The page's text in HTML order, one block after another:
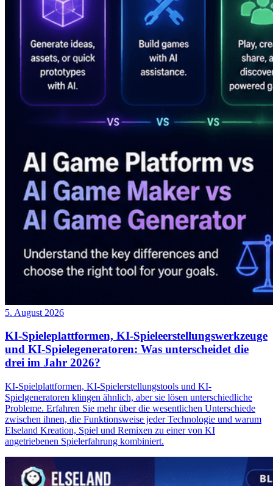
5. August 2026
KI-Spieleplattformen, KI-Spieleerstellungswerkzeuge
und KI-Spielegeneratoren: Was unterscheidet die
drei im Jahr 2026?
KI-Spielplattformen, KI-Spielerstellungstools und KI-
Spielgeneratoren klingen ähnlich, aber sie lösen unterschiedliche
Probleme. Erfahren Sie mehr über die wesentlichen Unterschiede
zwischen ihnen, die Funktionsweise jeder Technologie und warum
Elseland Kreation, Spiel und Remixen zu einer von KI
angetriebenen Spielerfahrung kombiniert.